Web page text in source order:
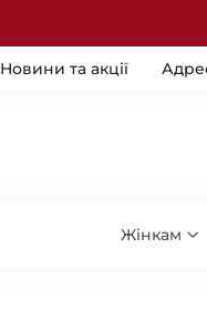
Новини та акції
Жінкам